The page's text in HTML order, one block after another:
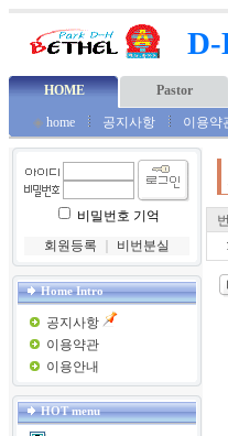
D-
HOME Pastor
◈ home 공지사항 이용약
비밀번호 기억
회원등록
비번분실
Home Intro
공지사항
이용약관
이용안내
HOT menu
1